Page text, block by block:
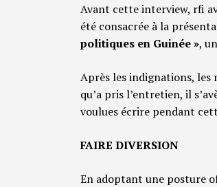
Avant cette interview, rfi
été consacrée à la
politiques en Guinée »,
Après les indignations,
qu’a pris l’entretien, il
voulues écrire pendant
FAIRE DIVERSION
En adoptant une posture